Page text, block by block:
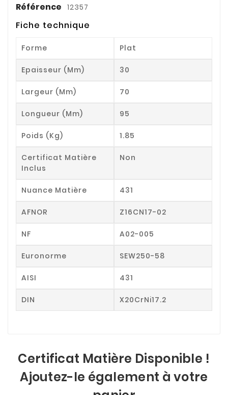
Référence 12357
Fiche technique
Forme Plat
Epaisseur (mm) 30
Largeur (mm) 70
Longueur (mm) 95
Poids (kg) 1.85
Certificat Matière
Inclus
Non
Nuance Matière 431
AFNOR Z16CN17-02
NF A02-005
Euronorme SEW250-58
AISI 431
DIN X20CrNi17.2
Certificat Matière Disponible !
Ajoutez-le également à votre